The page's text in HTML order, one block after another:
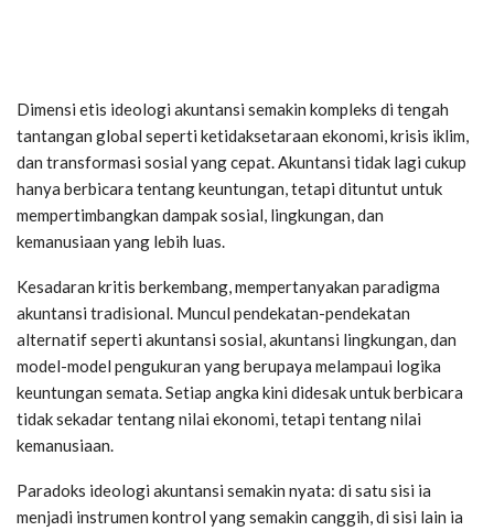
Dimensi etis ideologi akuntansi semakin kompleks di tengah
tantangan global seperti ketidaksetaraan ekonomi, krisis iklim,
dan transformasi sosial yang cepat. Akuntansi tidak lagi cukup
hanya berbicara tentang keuntungan, tetapi dituntut untuk
mempertimbangkan dampak sosial, lingkungan, dan
kemanusiaan yang lebih luas.
Kesadaran kritis berkembang, mempertanyakan paradigma
akuntansi tradisional. Muncul pendekatan-pendekatan
alternatif seperti akuntansi sosial, akuntansi lingkungan, dan
model-model pengukuran yang berupaya melampaui logika
keuntungan semata. Setiap angka kini didesak untuk berbicara
tidak sekadar tentang nilai ekonomi, tetapi tentang nilai
kemanusiaan.
Paradoks ideologi akuntansi semakin nyata: di satu sisi ia
menjadi instrumen kontrol yang semakin canggih, di sisi lain ia